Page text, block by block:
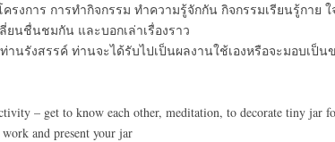
รงการ การทำกิจกรรม ทำความรู้จักกัน กิจกรรมเรียนรู้กาย
ยนชื่นชมกัน และบอกเล่าเรื่องราว
ท่านรังสรรค์ ท่านจะได้รับไปเป็นผลงานใช้เองหรือจะมอบเป็
– get to know each other, meditation, to decorate tiny jar
and present your jar